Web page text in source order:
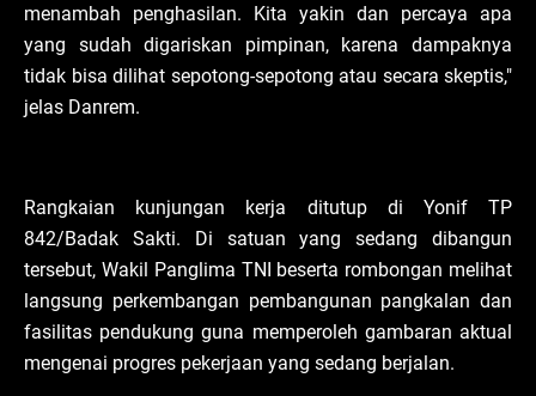
menambah penghasilan. Kita yakin dan percaya apa
yang sudah digariskan pimpinan, karena dampaknya
tidak bisa dilihat sepotong-sepotong atau secara skeptis,"
jelas Danrem.
Rangkaian kunjungan kerja ditutup di Yonif TP
842/Badak Sakti. Di satuan yang sedang dibangun
tersebut, Wakil Panglima TNI beserta rombongan melihat
langsung perkembangan pembangunan pangkalan dan
fasilitas pendukung guna memperoleh gambaran aktual
mengenai progres pekerjaan yang sedang berjalan.